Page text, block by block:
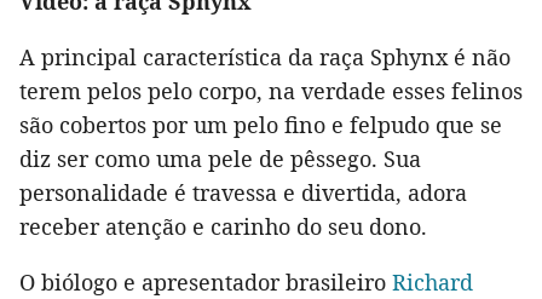
A principal característica da raça Sphynx é não
terem pelos pelo corpo, na verdade esses felinos
são cobertos por um pelo fino e felpudo que se
diz ser como uma pele de pêssego. Sua
personalidade é travessa e divertida, adora
receber atenção e carinho do seu dono.
O biólogo e apresentador brasileiro Richard